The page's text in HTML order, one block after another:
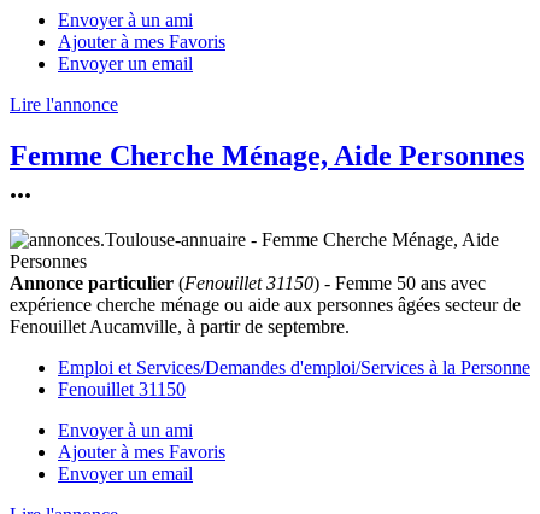
Envoyer à un ami
Ajouter à mes Favoris
Envoyer un email
Lire l'annonce
Femme Cherche Ménage, Aide Personnes
...
Annonce particulier (Fenouillet 31150) - Femme 50 ans avec
expérience cherche ménage ou aide aux personnes âgées secteur de
Fenouillet Aucamville, à partir de septembre.
Emploi et Services/Demandes d'emploi/Services à la Personne
Fenouillet 31150
Envoyer à un ami
Ajouter à mes Favoris
Envoyer un email